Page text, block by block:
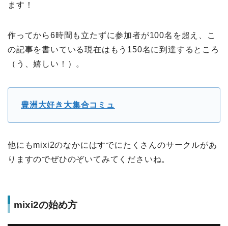
ます！
作ってから6時間も立たずに参加者が100名を超え、こ
の記事を書いている現在はもう150名に到達するところ
（う、嬉しい！）。
豊洲大好き大集合コミュ
他にもmixi2のなかにはすでにたくさんのサークルがあ
りますのでぜひのぞいてみてくださいね。
mixi2の始め方